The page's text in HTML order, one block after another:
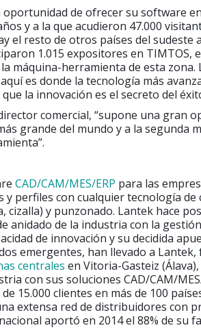
de ofrecer su software
y a la que acudieron 47.000
el resto de otros países del sudeste
1.015 expositores en TIMTOS,
máquina-herramienta de esta zona.
es donde la tecnología más
la innovación es el secreto del
comercial, “supone una gran
grande del mundo y a la segunda
CAD/CAM/MES/ERP para las
y perfiles con cualquier tecnología de
cizalla) y punzonado. Lantek hace
anidado de la industria con la
de innovación y su decidida
emergentes, han llevado a Lantek,
centrales en Vitoria-Gasteiz
con sus soluciones CAD/CAM/
15.000 clientes en más de 100
extensa red de distribuidores con
aportó en 2014 el 88% de su